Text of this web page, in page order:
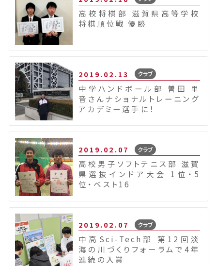
高校将棋部 滋賀県高等学校
将棋順位戦 優勝
2019.02.13 クラブ
中学ハンドボール部 曽田 里
音さんナショナルトレーニング
アカデミー選手に！
2019.02.07 クラブ
高校男子ソフトテニス部 滋賀
県選抜インドア大会 1位・5
位・ベスト16
2019.02.07 クラブ
中高Sci-Tech部 第12回淡
海の川づくりフォーラムで4年
連続の入賞